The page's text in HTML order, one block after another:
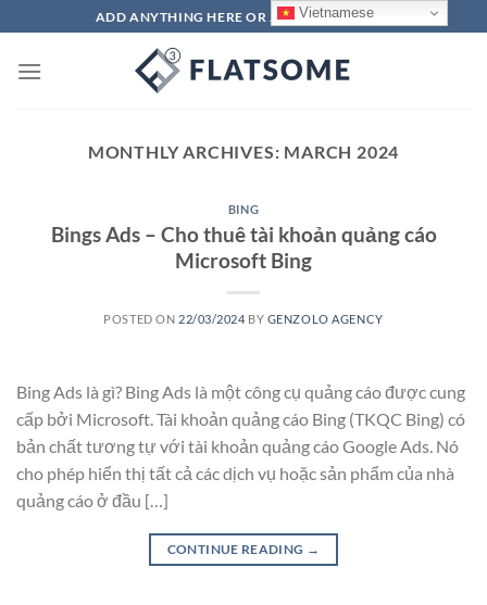
to
content
ADD ANYTHING HERE OR JUST REMOVE IT...
MONTHLY ARCHIVES: MARCH 2024
BING
Bings Ads – Cho thuê tài khoản quảng cáo
Microsoft Bing
POSTED ON 22/03/2024 BY GENZOLO AGENCY
Bing Ads là gì? Bing Ads là một công cụ quảng cáo được cung
cấp bởi Microsoft. Tài khoản quảng cáo Bing (TKQC Bing) có
bản chất tương tự với tài khoản quảng cáo Google Ads. Nó
cho phép hiển thị tất cả các dịch vụ hoặc sản phẩm của nhà
quảng cáo ở đầu […]
CONTINUE READING →
Vietnamese